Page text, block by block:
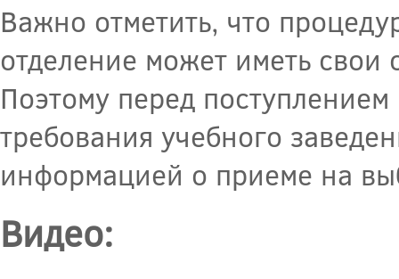
Важно отметить, что
отделение может иметь свои
Поэтому перед
требования учебного
информацией о приеме на
Видео: